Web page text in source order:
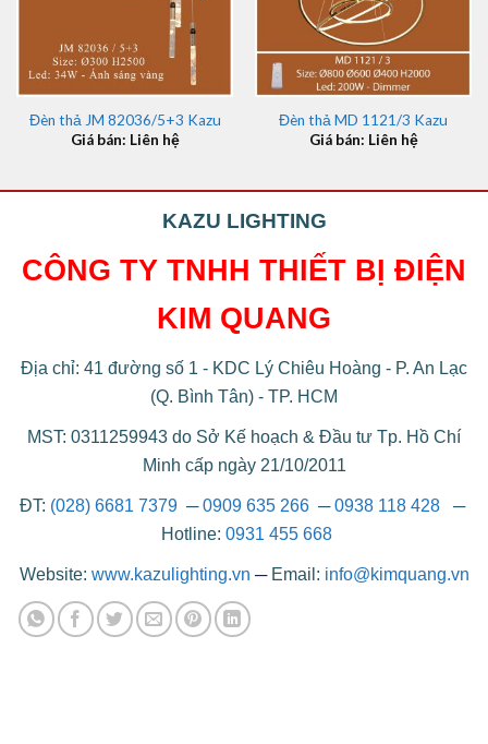
Đèn thả JM 82036/5+3 Kazu
Giá bán: Liên hệ
Đèn thả MD 1121/3 Kazu
Giá bán: Liên hệ
KAZU LIGHTING
CÔNG TY TNHH THIẾT BỊ ĐIỆN
KIM QUANG
Địa chỉ: 41 đường số 1 - KDC Lý Chiêu Hoàng - P. An Lạc
(Q. Bình Tân) - TP. HCM
MST: 0311259943 do Sở Kế hoạch & Đầu tư Tp. Hồ Chí
Minh cấp ngày 21/10/2011
ĐT: (028) 6681 7379 ─0909 635 266─0938 118 428─
Hotline: 0931 455 668
Website: www.kazulighting.vn ─ Email: info@kimquang.vn